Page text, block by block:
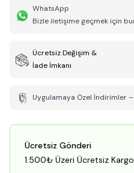
WhatsApp
Bizle iletişime geçmek için
Ücretsiz Değişim &
İade İmkanı
Uygulamaya Özel İndirimler
Ücretsiz Gönderi
1.500₺ Üzeri Ücretsiz Kargo